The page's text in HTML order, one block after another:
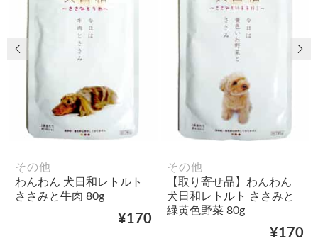
その他
わんわん 犬日和レトルト
ささみと牛肉 80g
¥170
その他
【取り寄せ品】わんわん
犬日和レトルト ささみと
緑黄色野菜 80g
¥170
前の画像 次